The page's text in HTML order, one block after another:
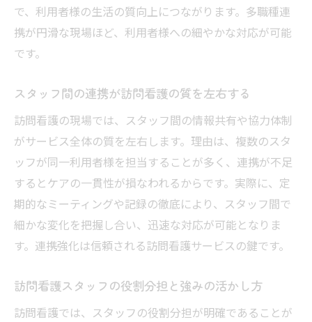
で、利用者様の生活の質向上につながります。多職種連
携が円滑な現場ほど、利用者様への細やかな対応が可能
です。
スタッフ間の連携が訪問看護の質を左右する
訪問看護の現場では、スタッフ間の情報共有や協力体制
がサービス全体の質を左右します。理由は、複数のスタ
ッフが同一利用者様を担当することが多く、連携が不足
するとケアの一貫性が損なわれるからです。実際に、定
期的なミーティングや記録の徹底により、スタッフ間で
細かな変化を把握し合い、迅速な対応が可能となりま
す。連携強化は信頼される訪問看護サービスの鍵です。
訪問看護スタッフの役割分担と強みの活かし方
訪問看護では、スタッフの役割分担が明確であることが